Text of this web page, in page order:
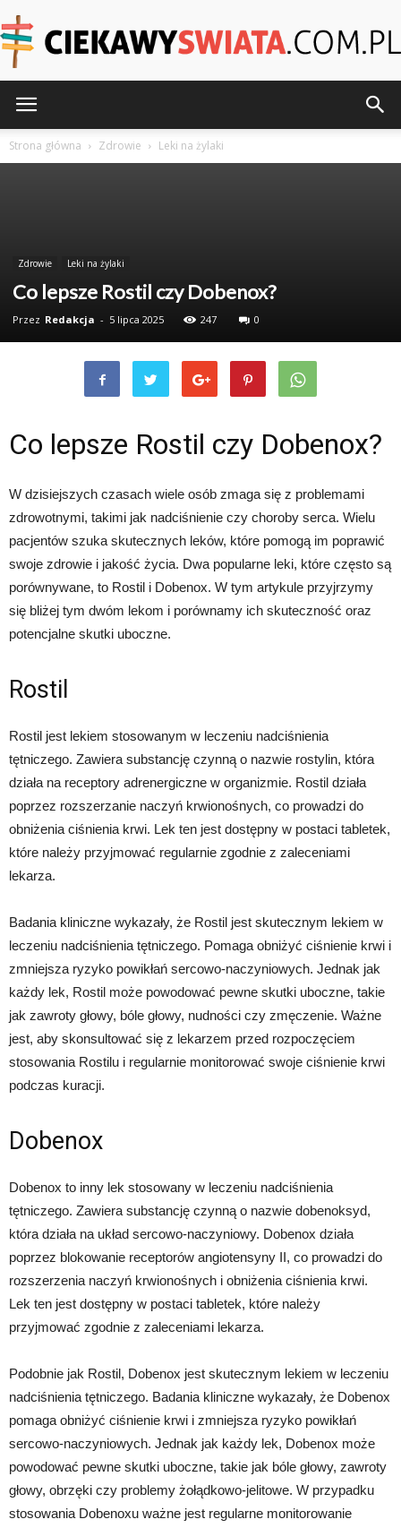
Strona główna Zdrowie Leki na żylaki
Zdrowie Leki na żylaki
Co lepsze Rostil czy Dobenox?
Przez Redakcja - 5 lipca 2025 247 0
Co lepsze Rostil czy Dobenox?
W dzisiejszych czasach wiele osób zmaga się z problemami
zdrowotnymi, takimi jak nadciśnienie czy choroby serca. Wielu
pacjentów szuka skutecznych leków, które pomogą im poprawić
swoje zdrowie i jakość życia. Dwa popularne leki, które często są
porównywane, to Rostil i Dobenox. W tym artykule przyjrzymy
się bliżej tym dwóm lekom i porównamy ich skuteczność oraz
potencjalne skutki uboczne.
Rostil
Rostil jest lekiem stosowanym w leczeniu nadciśnienia
tętniczego. Zawiera substancję czynną o nazwie rostylin, która
działa na receptory adrenergiczne w organizmie. Rostil działa
poprzez rozszerzanie naczyń krwionośnych, co prowadzi do
obniżenia ciśnienia krwi. Lek ten jest dostępny w postaci tabletek,
które należy przyjmować regularnie zgodnie z zaleceniami
lekarza.
Badania kliniczne wykazały, że Rostil jest skutecznym lekiem w
leczeniu nadciśnienia tętniczego. Pomaga obniżyć ciśnienie krwi i
zmniejsza ryzyko powikłań sercowo-naczyniowych. Jednak jak
każdy lek, Rostil może powodować pewne skutki uboczne, takie
jak zawroty głowy, bóle głowy, nudności czy zmęczenie. Ważne
jest, aby skonsultować się z lekarzem przed rozpoczęciem
stosowania Rostilu i regularnie monitorować swoje ciśnienie krwi
podczas kuracji.
Dobenox
Dobenox to inny lek stosowany w leczeniu nadciśnienia
tętniczego. Zawiera substancję czynną o nazwie dobenoksyd,
która działa na układ sercowo-naczyniowy. Dobenox działa
poprzez blokowanie receptorów angiotensyny II, co prowadzi do
rozszerzenia naczyń krwionośnych i obniżenia ciśnienia krwi.
Lek ten jest dostępny w postaci tabletek, które należy
przyjmować zgodnie z zaleceniami lekarza.
Podobnie jak Rostil, Dobenox jest skutecznym lekiem w leczeniu
nadciśnienia tętniczego. Badania kliniczne wykazały, że Dobenox
pomaga obniżyć ciśnienie krwi i zmniejsza ryzyko powikłań
sercowo-naczyniowych. Jednak jak każdy lek, Dobenox może
powodować pewne skutki uboczne, takie jak bóle głowy, zawroty
głowy, obrzęki czy problemy żołądkowo-jelitowe. W przypadku
stosowania Dobenoxu ważne jest regularne monitorowanie